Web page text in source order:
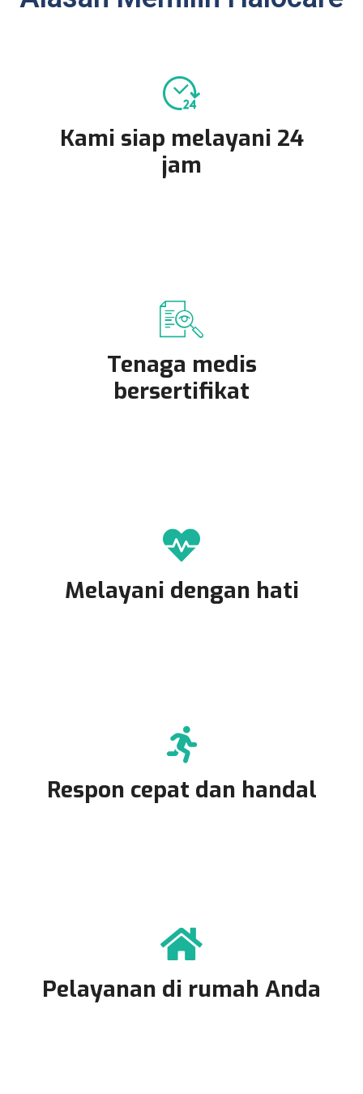
Kami siap melayani 24
jam
Tenaga medis
bersertifikat
Melayani dengan hati
Respon cepat dan handal
Pelayanan di rumah Anda